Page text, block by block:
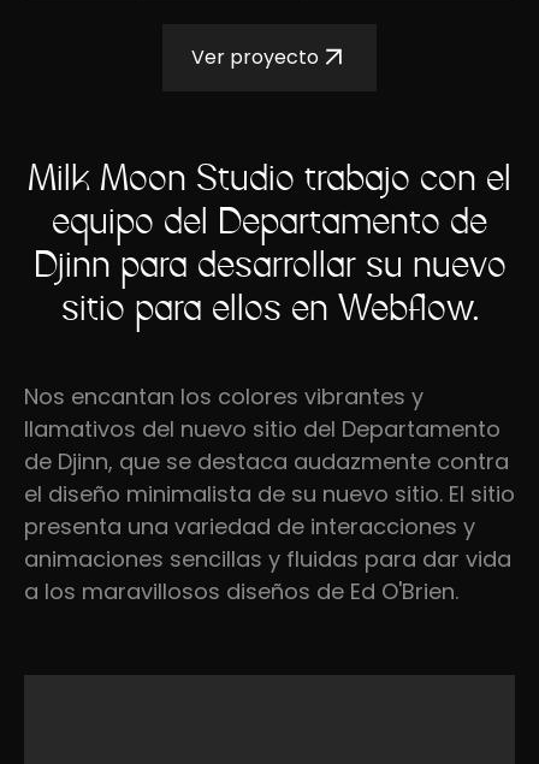
Ver proyecto
Milk Moon Studio trabajó con el
equipo del Departamento de
Djinn para desarrollar su nuevo
sitio para ellos en Webflow.
Nos encantan los colores vibrantes y
llamativos del nuevo sitio del Departamento
de Djinn, que se destaca audazmente contra
el diseño minimalista de su nuevo sitio. El sitio
presenta una variedad de interacciones y
animaciones sencillas y fluidas para dar vida
a los maravillosos diseños de Ed O'Brien.